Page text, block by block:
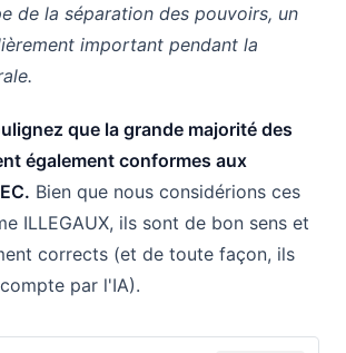
de la séparation des pouvoirs, un
important pendant la
que la grande majorité des
également conformes aux
Bien que nous considérions ces
ILLEGAUX, ils sont de bon sens et
corrects (et de toute façon, ils
par l'IA).